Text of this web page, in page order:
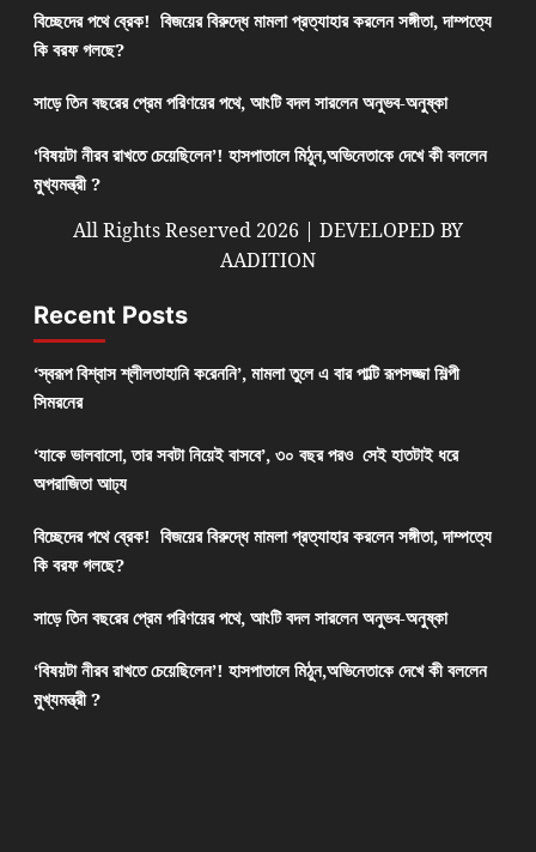
বিচ্ছেদের পথে ব্রেক! বিজয়ের বিরুদ্ধে মামলা প্রত্যাহার করলেন সঙ্গীতা, দাম্পত্যে
কি বরফ গলছে?
সাড়ে তিন বছরের প্রেম পরিণয়ের পথে, আংটি বদল সারলেন অনুভব-অনুষ্কা
‘বিষয়টা নীরব রাখতে চেয়েছিলেন’! হাসপাতালে মিঠুন,অভিনেতাকে দেখে কী বললেন
মুখ্যমন্ত্রী ?
All Rights Reserved 2026 | DEVELOPED BY
AADITION
Recent Posts
‘স্বরূপ বিশ্বাস শ্লীলতাহানি করেননি’, মামলা তুলে এ বার পাল্টি রূপসজ্জা শিল্পী
সিমরনের
‘যাকে ভালবাসো, তার সবটা নিয়েই বাসবে’, ৩০ বছর পরও সেই হাতটাই ধরে
অপরাজিতা আঢ্য
বিচ্ছেদের পথে ব্রেক! বিজয়ের বিরুদ্ধে মামলা প্রত্যাহার করলেন সঙ্গীতা, দাম্পত্যে
কি বরফ গলছে?
সাড়ে তিন বছরের প্রেম পরিণয়ের পথে, আংটি বদল সারলেন অনুভব-অনুষ্কা
‘বিষয়টা নীরব রাখতে চেয়েছিলেন’! হাসপাতালে মিঠুন,অভিনেতাকে দেখে কী বললেন
মুখ্যমন্ত্রী ?